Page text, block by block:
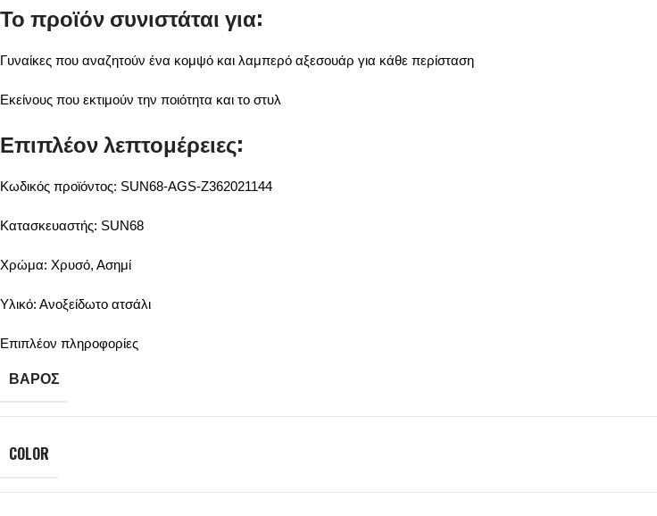
Το προϊόν συνιστάται για:
Γυναίκες που αναζητούν ένα κομψό και λαμπερό αξεσουάρ για κάθε περίσταση
Εκείνους που εκτιμούν την ποιότητα και το στυλ
Επιπλέον λεπτομέρειες:
Κωδικός προϊόντος: SUN68-AGS-Z362021144
Κατασκευαστής: SUN68
Χρώμα: Χρυσό, Ασημί
Υλικό: Ανοξείδωτο ατσάλι
Επιπλέον πληροφορίες
ΒΆΡΟΣ
COLOR